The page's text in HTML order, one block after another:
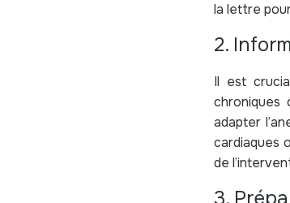
la lettre
2.
Il est
chroniques
adapter
cardiaques
de
3.